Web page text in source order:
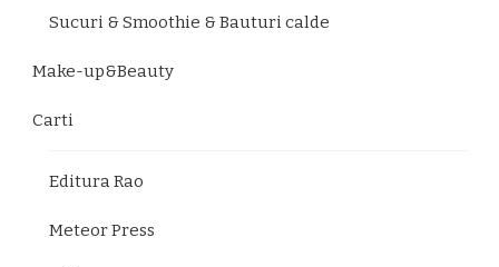
Sucuri & Smoothie & Bauturi calde
Make-up&Beauty
Carti
Editura Rao
Meteor Press